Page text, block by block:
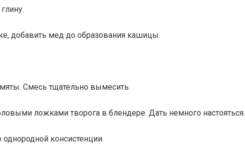
добавить мед до образования кашицы.
мяты. Смесь тщательно вымесить.
ложками творога в блендере. Дать немного настояться.
однородной консистенции.